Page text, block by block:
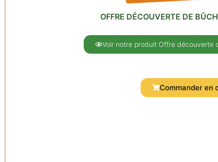
OFFRE DÉCOUVERTE DE
Voir notre produit Offre découverte
Commander en